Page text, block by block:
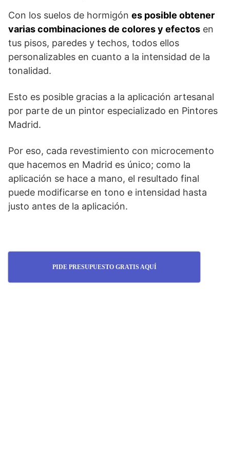
Con los suelos de hormigón es posible obtener
varias combinaciones de colores y efectos en
tus pisos, paredes y techos, todos ellos
personalizables en cuanto a la intensidad de la
tonalidad.
Esto es posible gracias a la aplicación artesanal
por parte de un pintor especializado en Pintores
Madrid.
Por eso, cada revestimiento con microcemento
que hacemos en Madrid es único; como la
aplicación se hace a mano, el resultado final
puede modificarse en tono e intensidad hasta
justo antes de la aplicación.
PIDE PRESUPUESTO GRATIS AQUÍ